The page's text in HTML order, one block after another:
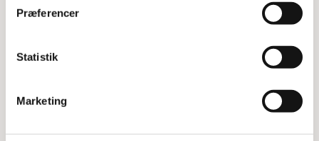
Præferencer
Statistik
Marketing
Har du brug for hjælp?
Reklamation og garanti